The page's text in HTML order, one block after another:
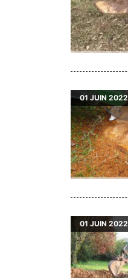
01 JUIN 2022
01 JUIN 2022